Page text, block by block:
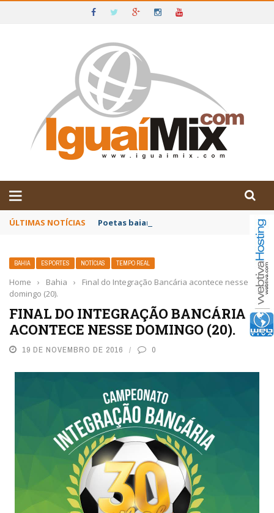
IGUAÍ E SUDOESTE DA BAHIA
ÚLTIMAS NOTÍCIAS Poetas baianos representam o Brasil no
BAHIA ESPORTES NOTÍCIAS TEMPO REAL
Home › Bahia ›
Final do Integração Bancária acontece nesse
domingo (20).
FINAL DO INTEGRAÇÃO BANCÁRIA
ACONTECE NESSE DOMINGO (20).
19 DE NOVEMBRO DE 2016 0